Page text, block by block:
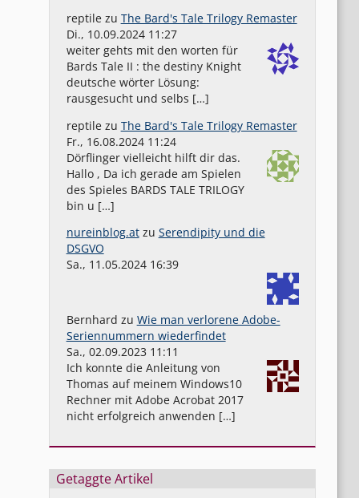
reptilezu The Bard's Tale Trilogy Remaster
Di., 10.09.2024 11:27
weiter gehts mit den worten für
Bards Tale II : the destiny Knight
deutsche wörter Lösung:
rausgesucht und selbs […]
reptilezu The Bard's Tale Trilogy Remaster
Fr., 16.08.2024 11:24
Dörflinger vielleicht hilft dir das.
Hallo , Da ich gerade am Spielen
des Spieles BARDS TALE TRILOGY
bin u […]
nureinblog.atzu Serendipity und die
DSGVO
Sa., 11.05.2024 16:39
Bernhard zu Wie man verlorene Adobe-
Seriennummern wiederfindet
Sa., 02.09.2023 11:11
Ich konnte die Anleitung von
Thomas auf meinem Windows10
Rechner mit Adobe Acrobat 2017
nicht erfolgreich anwenden […]
Getaggte Artikel